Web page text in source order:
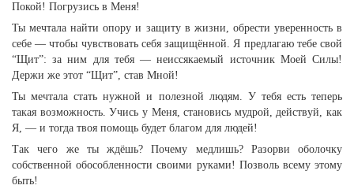
Покой! Погрузись в Меня!
Ты мечтала найти опору и защиту в жизни, обрести уверенность в
себе — чтобы чувствовать себя защищённой. Я предлагаю тебе свой
“Щит”: за ним для тебя — неиссякаемый источник Моей Силы!
Держи же этот “Щит”, став Мной!
Ты мечтала стать нужной и полезной людям. У тебя есть теперь
такая возможность. Учись у Меня, становись мудрой, действуй, как
Я, — и тогда твоя помощь будет благом для людей!
Так чего же ты ждёшь? Почему медлишь? Разорви оболочку
собственной обособленности своими руками! Позволь всему этому
быть!